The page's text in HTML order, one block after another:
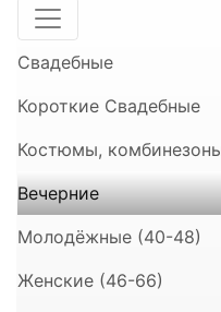
Свадебные
Короткие Свадебные
Костюмы,
Вечерние
Молодёжные (40-48)
Женские (46-66)